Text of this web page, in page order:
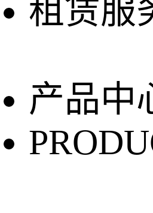
产品中